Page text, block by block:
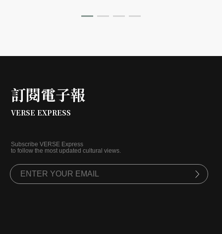
訂閱電子報
VERSE EXPRESS
Subscribe VERSE Express
to follow the most updated cultural views.